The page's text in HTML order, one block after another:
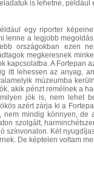
is lehetne, például
egy riporter
lenne a legjobb
országokban ezen
megkeresnek
A Fortepan
itt lehessen az anyag,
múzeumba
akik pénzt remélnek a
jók is, nem lehet
azért zárja ki a
mindig könnyen,
szolgált,
színvonalon. Két
De képtelen voltam